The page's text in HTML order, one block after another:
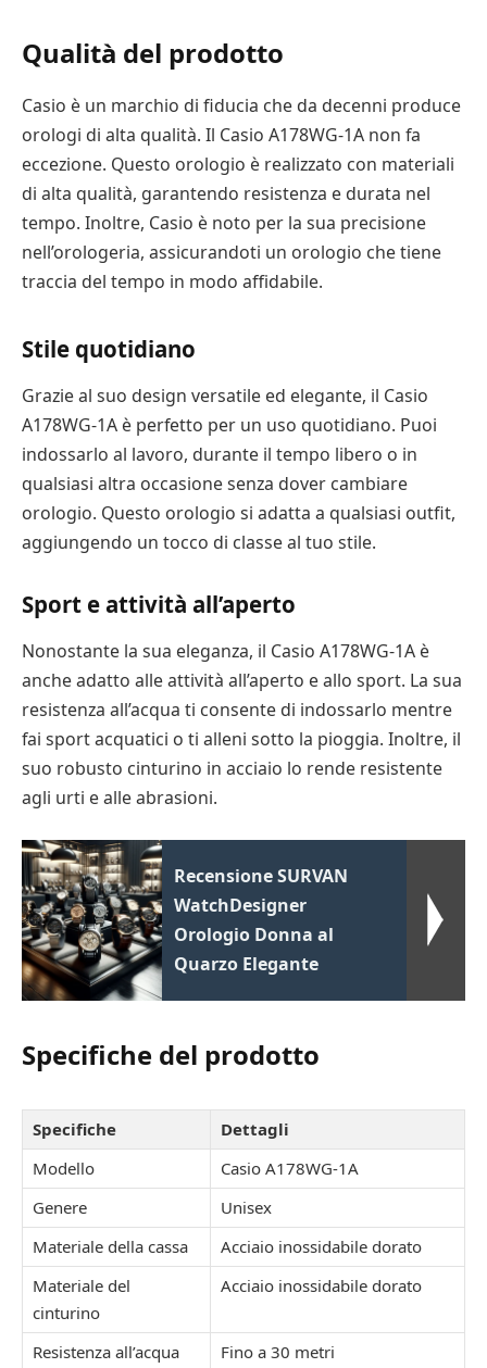
Qualità del prodotto
Casio è un marchio di fiducia che da decenni produce
orologi di alta qualità. Il Casio A178WG-1A non fa
eccezione. Questo orologio è realizzato con materiali
di alta qualità, garantendo resistenza e durata nel
tempo. Inoltre, Casio è noto per la sua precisione
nell’orologeria, assicurandoti un orologio che tiene
traccia del tempo in modo affidabile.
Stile quotidiano
Grazie al suo design versatile ed elegante, il Casio
A178WG-1A è perfetto per un uso quotidiano. Puoi
indossarlo al lavoro, durante il tempo libero o in
qualsiasi altra occasione senza dover cambiare
orologio. Questo orologio si adatta a qualsiasi outfit,
aggiungendo un tocco di classe al tuo stile.
Sport e attività all’aperto
Nonostante la sua eleganza, il Casio A178WG-1A è
anche adatto alle attività all’aperto e allo sport. La sua
resistenza all’acqua ti consente di indossarlo mentre
fai sport acquatici o ti alleni sotto la pioggia. Inoltre, il
suo robusto cinturino in acciaio lo rende resistente
agli urti e alle abrasioni.
Recensione SURVAN
WatchDesigner
Orologio Donna al
Quarzo Elegante
Specifiche del prodotto
Specifiche
Dettagli
Modello
Casio A178WG-1A
Genere
Unisex
Materiale della cassa
Acciaio inossidabile dorato
Materiale del
cinturino
Acciaio inossidabile dorato
Resistenza all’acqua
Fino a 30 metri